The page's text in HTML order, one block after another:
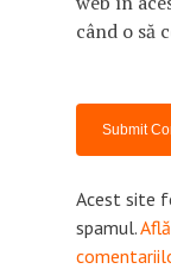
când o să
Acest site
spamul.